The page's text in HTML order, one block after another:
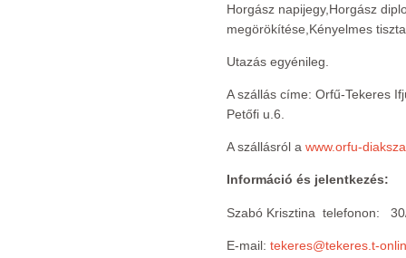
Horgász napijegy,Horgász
megörökítése,Kényelmes
Utazás egyénileg.
A szállás címe: Orfű-Tekeres
Petőfi u.6.
A szállásról a www.orfu-
Információ és jelentkezés:
Szabó Krisztina telefonon:
E-mail: tekeres@tekeres.t-